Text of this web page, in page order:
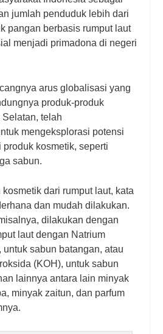
jumlah penduduk lebih dari
pangan berbasis rumput laut
menjadi primadona di negeri
arus globalisasi yang
produk-produk
telah
mengeksplorasi potensi
kosmetik, seperti
sabun.
dari rumput laut, kata
dan mudah dilakukan.
dilakukan dengan
laut dengan Natrium
untuk sabun batangan, atau
(KOH), untuk sabun
lainnya antara lain minyak
minyak zaitun, dan parfum